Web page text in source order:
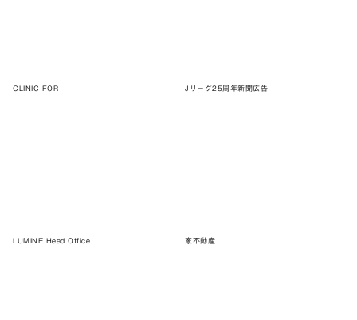
CLINIC FOR Jリーグ25周年新聞広告
LUMINE Head Office 家不動産